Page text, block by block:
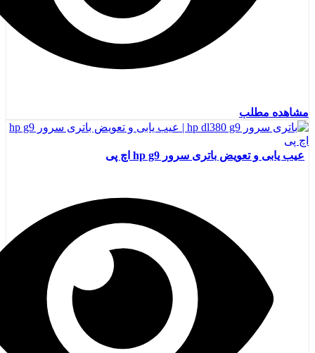
مشاهده مطلب
عیب یابی و تعویض باتری سرور hp g9 اچ پی